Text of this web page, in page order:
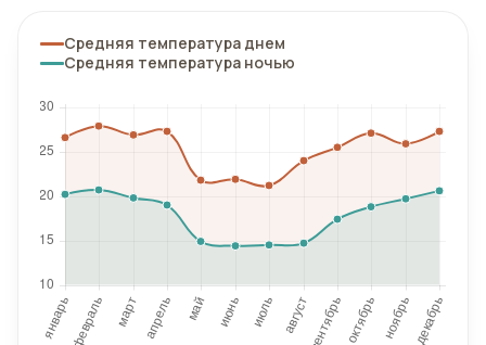
Средняя температура днем
Средняя температура ночью